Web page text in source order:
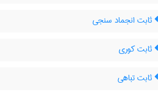
ثابت انجماد سنجی
ثابت کوری
ثابت تباهی